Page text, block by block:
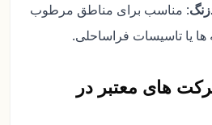
: مناسب برای مناطق مرطوب
ها یا تاسیسات فراساحلی.
های معتبر در